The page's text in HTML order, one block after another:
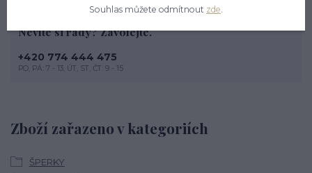
Zboží zařazeno v kategoriích
ŠPERKY
Nevíte si rady? Zavolejte.
+420 774 444 475
PO, PÁ: 7 - 13, ÚT, ST, ČT: 9 - 15
Souhlas můžete odmítnout zde.